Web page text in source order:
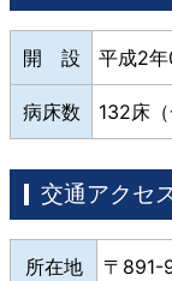
開 設 平成2
病床数 132床
交通アクセ
所在地 891-